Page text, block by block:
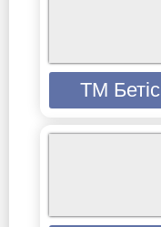
ТМ Бетіс